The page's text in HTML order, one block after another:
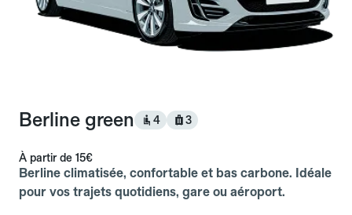
Berline green 4 3
À partir de 15€
Berline climatisée, confortable et bas carbone. Idéale
pour vos trajets quotidiens, gare ou aéroport.